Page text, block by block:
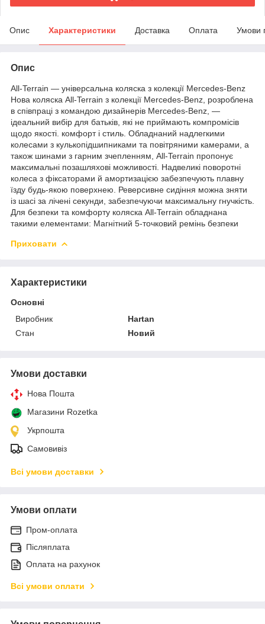
Опис Характеристики Доставка Оплата Умови
Опис
All-Terrain — універсальна коляска з колекції Mercedes-Benz
Нова коляска All-Terrain з колекції Mercedes-Benz, розроблена
в співпраці з командою дизайнерів Mercedes-Benz, —
ідеальний вибір для батьків, які не приймають компромісів
щодо якості. комфорт і стиль. Обладнаний надлегкими
колесами з кулькопідшипниками та повітряними камерами, а
також шинами з гарним зчепленням, All-Terrain пропонує
максимальні позашляхові можливості. Надвеликі поворотні
колеса з фіксаторами й амортизацією забезпечують плавну
їзду будь-якою поверхнею. Реверсивне сидіння можна зняти
із шасі за лічені секунди, забезпечуючи максимальну гнучкість.
Для безпеки та комфорту коляска All-Terrain обладнана
такими елементами: Магнітний 5-точковий ремінь безпеки
Приховати
Характеристики
Основні
Виробник
Hartan
Стан
Новий
Умови доставки
Нова Пошта
Магазини Rozetka
Укрпошта
Самовивіз
Всі умови доставки
Умови оплати
Пром-оплата
Післяплата
Оплата на рахунок
Всі умови оплати